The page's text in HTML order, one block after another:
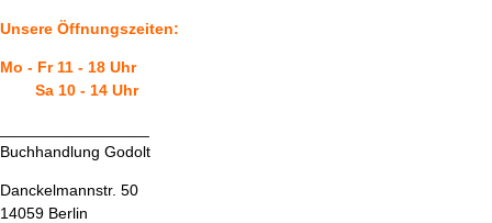
Unsere Öffnungszeiten:
Mo - Fr 11 - 18 Uhr
Sa 10 - 14 Uhr
Buchhandlung Godolt
Danckelmannstr. 50
14059 Berlin